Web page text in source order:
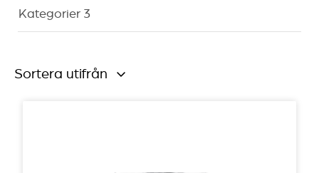
Kategorier 3
Sortera utifrån